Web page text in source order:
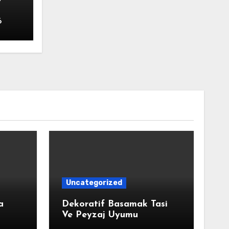
Uncategorized
Dekoratif Basamak Tasi
Ve Peyzaj Uyumu